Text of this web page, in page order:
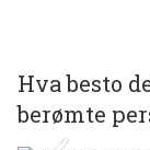
Hva besto
berømte